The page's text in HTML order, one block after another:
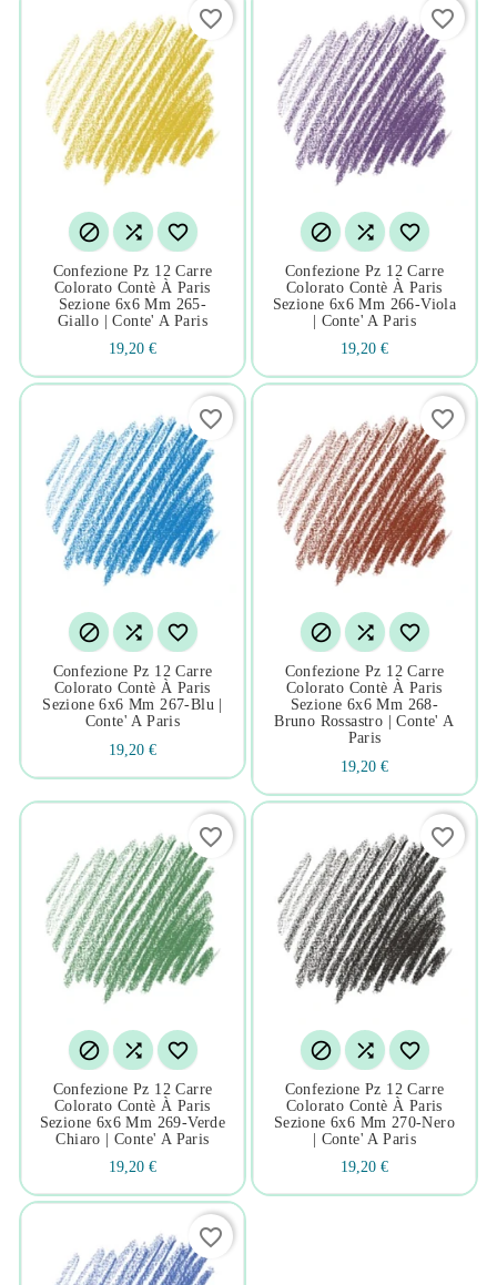
  
Confezione Pz 12 Carre
Colorato Contè À Paris
Sezione 6x6 Mm 265-
Giallo | Conte' A Paris
19,20 €
favorite_border
  
Confezione Pz 12 Carre
Colorato Contè À Paris
Sezione 6x6 Mm 266-Viola
| Conte' A Paris
19,20 €
favorite_border
  
Confezione Pz 12 Carre
Colorato Contè À Paris
Sezione 6x6 Mm 267-Blu |
Conte' A Paris
19,20 €
favorite_border
  
Confezione Pz 12 Carre
Colorato Contè À Paris
Sezione 6x6 Mm 268-
Bruno Rossastro | Conte' A
Paris
19,20 €
favorite_border
  
Confezione Pz 12 Carre
Colorato Contè À Paris
Sezione 6x6 Mm 269-Verde
Chiaro | Conte' A Paris
19,20 €
favorite_border
  
Confezione Pz 12 Carre
Colorato Contè À Paris
Sezione 6x6 Mm 270-Nero
| Conte' A Paris
19,20 €
favorite_border
favorite_border